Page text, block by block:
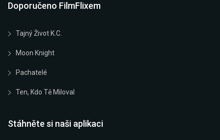
Doporučeno FilmFlixem
Tajný Život K.C.
Moon Knight
Pachatelé
Ten, Kdo Tě Miloval
Stáhněte si naši aplikaci